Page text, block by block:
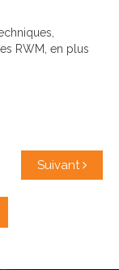
RWM, en plus
Suivant